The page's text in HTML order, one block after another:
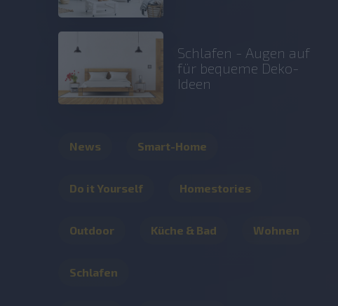
Schlafen - Augen auf
für bequeme Deko-
Ideen
News Smart-Home
Do it Yourself Homestories
Outdoor Küche & Bad Wohnen
Schlafen